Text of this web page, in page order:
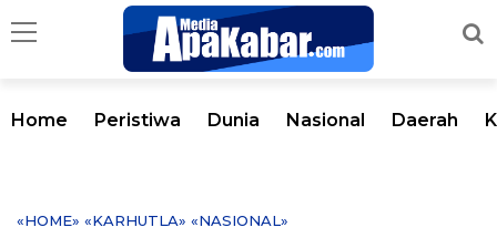
Home Peristiwa Dunia Nasional Daerah
«HOME» «KARHUTLA» «NASIONAL»